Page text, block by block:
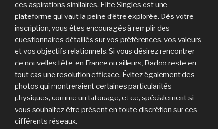
des aspirations similaires, Elite Singles est une
plateforme qui vaut la peine d’être explorée. Dès votre
inscription, vous êtes encouragés à remplir des
questionnaires détaillés sur vos préférences, vos valeurs
et vos objectifs relationnels. Si vous désirez rencontrer
de nouvelles tête, en France ou ailleurs, Badoo reste en
tout cas une resolution efficace. Évitez également des
photos qui montreraient certaines particularités
physiques, comme un tatouage, et ce, spécialement si
vous souhaitez être présent en toute discrétion sur ces
différents réseaux.